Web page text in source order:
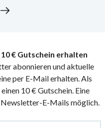
€ Gutschein erhalten
abonnieren und aktuelle
per E-Mail erhalten. Als
10 € Gutschein. Eine
E-Mails möglich.